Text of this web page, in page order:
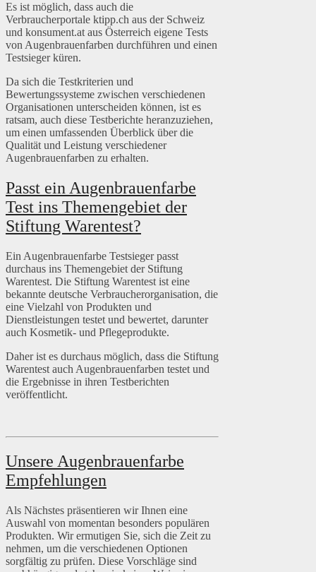
Es ist möglich, dass auch die
Verbraucherportale ktipp.ch aus der Schweiz
und konsument.at aus Österreich eigene Tests
von Augenbrauenfarben durchführen und einen
Testsieger küren.
Da sich die Testkriterien und
Bewertungssysteme zwischen verschiedenen
Organisationen unterscheiden können, ist es
ratsam, auch diese Testberichte heranzuziehen,
um einen umfassenden Überblick über die
Qualität und Leistung verschiedener
Augenbrauenfarben zu erhalten.
Passt ein Augenbrauenfarbe
Test ins Themengebiet der
Stiftung Warentest?
Ein Augenbrauenfarbe Testsieger passt
durchaus ins Themengebiet der Stiftung
Warentest. Die Stiftung Warentest ist eine
bekannte deutsche Verbraucherorganisation, die
eine Vielzahl von Produkten und
Dienstleistungen testet und bewertet, darunter
auch Kosmetik- und Pflegeprodukte.
Daher ist es durchaus möglich, dass die Stiftung
Warentest auch Augenbrauenfarben testet und
die Ergebnisse in ihren Testberichten
veröffentlicht.
Unsere Augenbrauenfarbe
Empfehlungen
Als Nächstes präsentieren wir Ihnen eine
Auswahl von momentan besonders populären
Produkten. Wir ermutigen Sie, sich die Zeit zu
nehmen, um die verschiedenen Optionen
sorgfältig zu prüfen. Diese Vorschläge sind